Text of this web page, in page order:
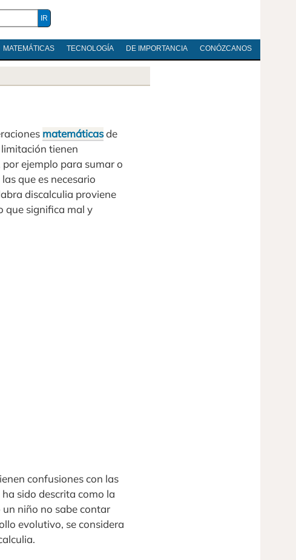
MATEMÁTICAS TECNOLOGÍA DE IMPORTANCIA CONÓZCANOS
matemáticasde
tienen
ejemplo para sumar o
que es necesario
discalculia proviene
que significa mal y
confusiones con las
sido descrita como la
niño no sabe contar
evolutivo, se considera